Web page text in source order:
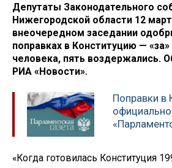
Депутаты Законодательного
Нижегородской области 12
внеочередном заседании
поправках в Конституцию —
человека, пять воздержались.
РИА «Новости».
Поправки в
«Когда готовилась Конституция